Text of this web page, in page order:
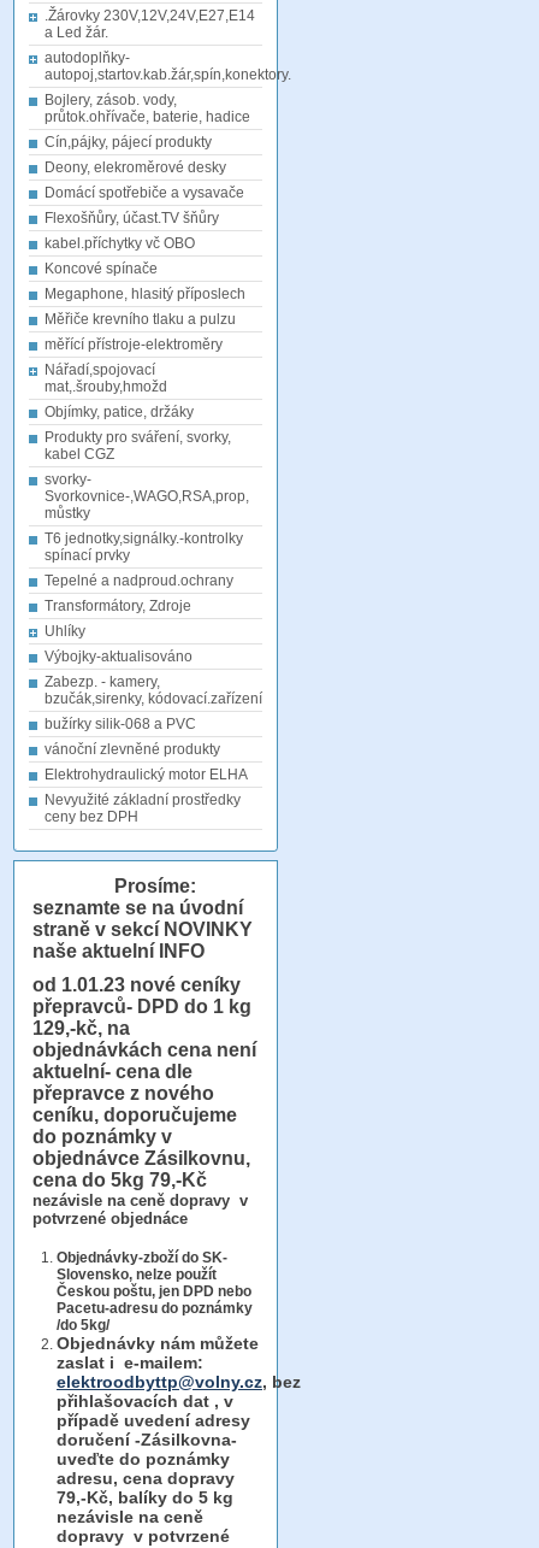
.Žárovky 230V,12V,24V,E27,E14
a Led žár.
autodoplňky-
autopoj,startov.kab.žár,spín,konektory.
Bojlery, zásob. vody,
průtok.ohřívače, baterie, hadice
Cín,pájky, pájecí produkty
Deony, elekroměrové desky
Domácí spotřebiče a vysavače
Flexošňůry, účast.TV šňůry
kabel.příchytky vč OBO
Koncové spínače
Megaphone, hlasitý příposlech
Měřiče krevního tlaku a pulzu
měřící přístroje-elektroměry
Nářadí,spojovací
mat,.šrouby,hmožd
Objímky, patice, držáky
Produkty pro sváření, svorky,
kabel CGZ
svorky-
Svorkovnice-,WAGO,RSA,prop,
můstky
T6 jednotky,signálky.-kontrolky
spínací prvky
Tepelné a nadproud.ochrany
Transformátory, Zdroje
Uhlíky
Výbojky-aktualisováno
Zabezp. - kamery,
bzučák,sirenky, kódovací.zařízení
bužírky silik-068 a PVC
vánoční zlevněné produkty
Elektrohydraulický motor ELHA
Nevyužité základní prostředky
ceny bez DPH
Prosíme:
seznamte se na úvodní
straně v sekcí NOVINKY
naše aktuelní INFO
od 1.01.23 nové ceníky
přepravců- DPD do 1 kg
129,-kč, na
objednávkách cena není
aktuelní- cena dle
přepravce z nového
ceníku, doporučujeme
do poznámky v
objednávce Zásilkovnu,
cena do 5kg 79,-Kč
nezávisle na ceně dopravy v
potvrzené objednáce
Objednávky-zboží do SK-
Slovensko, nelze použít
Českou poštu, jen DPD nebo
Pacetu-adresu do poznámky
/do 5kg/
Objednávky nám můžete
zaslat i e-mailem:
elektroodbyttp@volny.cz, bez
přihlašovacích dat , v
případě uvedení adresy
doručení -Zásilkovna-
uveďte do poznámky
adresu, cena dopravy
79,-Kč, balíky do 5 kg
nezávisle na ceně
dopravy v potvrzené